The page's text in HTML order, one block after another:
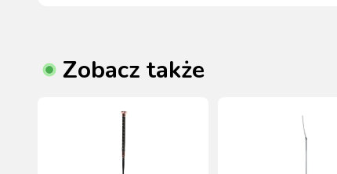
Zobacz także